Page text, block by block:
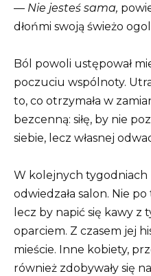
— Nie jesteś sama,
dłońmi swoją świeżo
Ból powoli ustępował
poczuciu wspólnoty.
to, co otrzymała w
bezcenną: siłę, by nie
siebie, lecz własnej
W kolejnych tygodniach
odwiedzała salon. Nie
lecz by napić się kawy z
oparciem. Z czasem jej
mieście. Inne kobiety,
również zdobywały się